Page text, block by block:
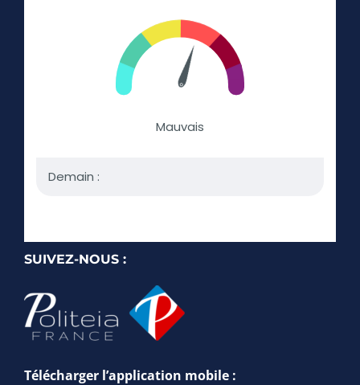
SUIVEZ-NOUS :
Télécharger l’application mobile :